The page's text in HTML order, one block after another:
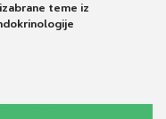
teme iz